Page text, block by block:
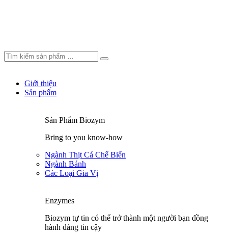
Giới thiệu
Sản phẩm
Sản Phẩm Biozym
Bring to you know-how
Ngành Thịt Cá Chế Biến
Ngành Bánh
Các Loại Gia Vị
Enzymes
Biozym tự tin có thể trở thành một người bạn đồng
hành đáng tin cậy